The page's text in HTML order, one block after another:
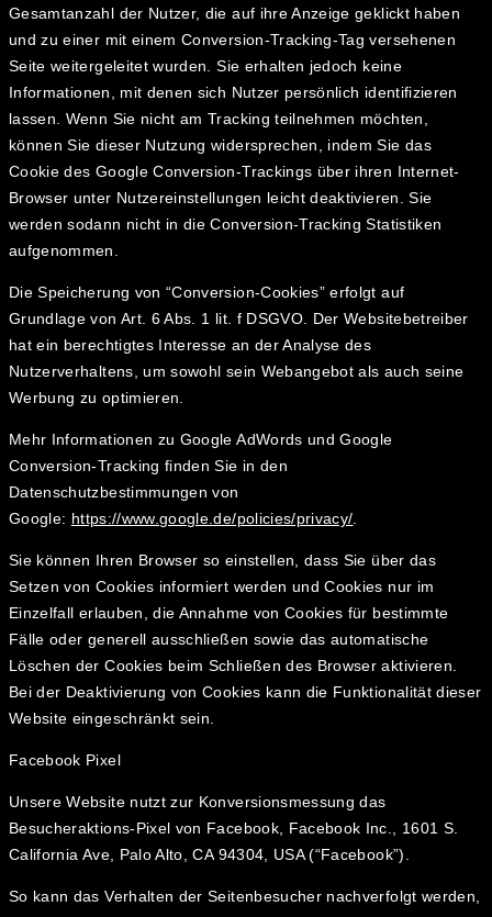
Gesamtanzahl der Nutzer, die auf ihre Anzeige geklickt haben
und zu einer mit einem Conversion-Tracking-Tag versehenen
Seite weitergeleitet wurden. Sie erhalten jedoch keine
Informationen, mit denen sich Nutzer persönlich identifizieren
lassen. Wenn Sie nicht am Tracking teilnehmen möchten,
können Sie dieser Nutzung widersprechen, indem Sie das
Cookie des Google Conversion-Trackings über ihren Internet-
Browser unter Nutzereinstellungen leicht deaktivieren. Sie
werden sodann nicht in die Conversion-Tracking Statistiken
aufgenommen.
Die Speicherung von “Conversion-Cookies” erfolgt auf
Grundlage von Art. 6 Abs. 1 lit. f DSGVO. Der Websitebetreiber
hat ein berechtigtes Interesse an der Analyse des
Nutzerverhaltens, um sowohl sein Webangebot als auch seine
Werbung zu optimieren.
Mehr Informationen zu Google AdWords und Google
Conversion-Tracking finden Sie in den
Datenschutzbestimmungen von
Google: https://www.google.de/policies/privacy/
Sie können Ihren Browser so einstellen, dass Sie über das
Setzen von Cookies informiert werden und Cookies nur im
Einzelfall erlauben, die Annahme von Cookies für bestimmte
Fälle oder generell ausschließen sowie das automatische
Löschen der Cookies beim Schließen des Browser aktivieren.
Bei der Deaktivierung von Cookies kann die Funktionalität dieser
Website eingeschränkt sein.
Facebook Pixel
Unsere Website nutzt zur Konversionsmessung das
Besucheraktions-Pixel von Facebook, Facebook Inc., 1601 S.
California Ave, Palo Alto, CA 94304, USA (“Facebook”).
So kann das Verhalten der Seitenbesucher nachverfolgt werden,